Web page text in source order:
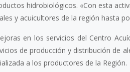
hidrobiológicos. «Con esta
y acuicultores de la región hasta
en los servicios del Centro
de producción y distribución de
a los productores de la Región.